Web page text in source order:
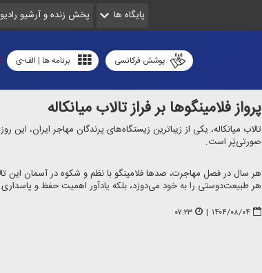
پایگاه ها پخش زنده و آرشیو رادیو
برنامه ها | الف-ی پوشش فرکانسی
پرواز فلامینگوها بر فراز تالاب میانكاله
تالاب میانكاله، یكی از زیباترین زیستگاه‌های پرندگان مهاجر ایران،
صورتی‌پَر است.
هر سال در فصل مهاجرت، صدها فلامینگو با نظم و شكوه در آسمان این
هر طبیعت‌دوستی را به خود می‌دوزد، بلكه یادآور اهمیت حفظ و
۱۴۰۴/۰۸/۰۴ | ۰۷:۲۳